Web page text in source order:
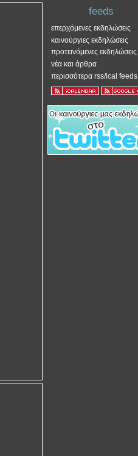
feeds
επερχόμενες εκδηλώσεις
καινούργιες εκδηλώσεις
προτεινόμενες εκδηλώσεις
νέα και άρθρα
περισσότερα rss/ical feeds